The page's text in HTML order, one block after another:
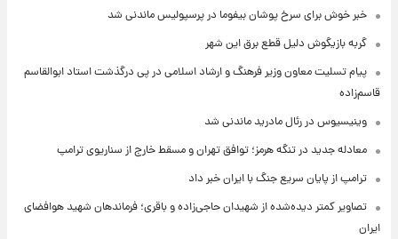
خبر خوش برای سرخ پوشان بیفوما در پرسپولیس ماندنی شد
گربه بازیگوش دلیل قطع برق این شهر
پیام تسلیت معاون وزیر فرهنگ و ارشاد اسلامی در پی درگذشت استاد ابوالقاسم
قاسم‌زاده
وینیسیوس در رئال مادرید ماندنی شد
معادله جدید در تنگه هرمز؛ توافق تهران و مسقط خارج از سناریوی ترامپ
ترامپ از پایان سریع جنگ با ایران خبر داد
تصاویر کمتر دیده‌شده از شهیدان حاجی‌زاده و باقری؛ فرماندهان شهید هوافضای
ایران